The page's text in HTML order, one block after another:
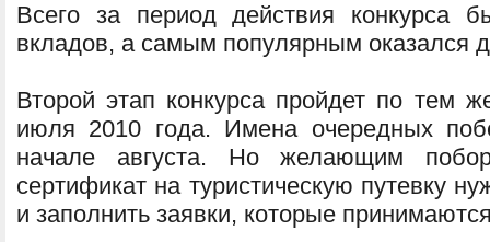
Всего за период действия конкурса
вкладов, а самым популярным оказался
Второй этап конкурса пройдет по тем
июля 2010 года. Имена очередных
начале августа. Но желающим
сертификат на туристическую путевку
и заполнить заявки, которые